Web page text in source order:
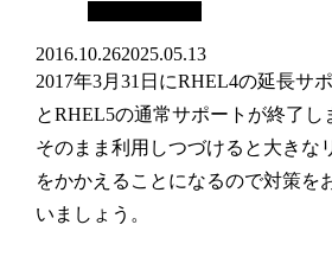
2016.10.262025.05.13
2017年3月31日にRHEL4の延長サ
とRHEL5の通常サポートが終了し
そのまま利用しつづけると大きな
をかかえることになるので対策を
いましょう。